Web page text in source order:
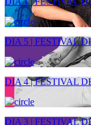
DIA 5 | FESTIVAL
DIA 4 | FESTIVAL
DIA 3 | FESTIVAL